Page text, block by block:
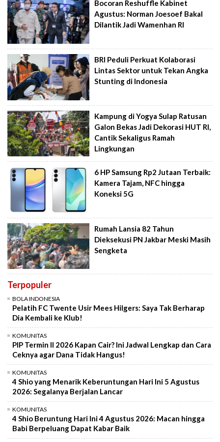
Bocoran Reshuffle Kabinet
Agustus: Norman Joesoef Bakal
Dilantik Jadi Wamenhan RI
BRI Peduli Perkuat Kolaborasi
Lintas Sektor untuk Tekan Angka
Stunting di Indonesia
Kampung di Yogya Sulap Ratusan
Galon Bekas Jadi Dekorasi HUT RI,
Cantik Sekaligus Ramah
Lingkungan
6 HP Samsung Rp2 Jutaan Terbaik:
Kamera Tajam, NFC hingga
Koneksi 5G
Rumah Lansia 82 Tahun
Dieksekusi PN Jakbar Meski Masih
Sengketa
Terpopuler
BOLA INDONESIA
Pelatih FC Twente Usir Mees Hilgers: Saya Tak Berharap
Dia Kembali ke Klub!
KOMUNITAS
PIP Termin II 2026 Kapan Cair? Ini Jadwal Lengkap dan Cara
Ceknya agar Dana Tidak Hangus!
KOMUNITAS
4 Shio yang Menarik Keberuntungan Hari Ini 5 Agustus
2026: Segalanya Berjalan Lancar
KOMUNITAS
4 Shio Beruntung Hari Ini 4 Agustus 2026: Macan hingga
Babi Berpeluang Dapat Kabar Baik